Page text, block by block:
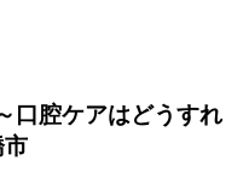
口腔ケアはどうすれ
市